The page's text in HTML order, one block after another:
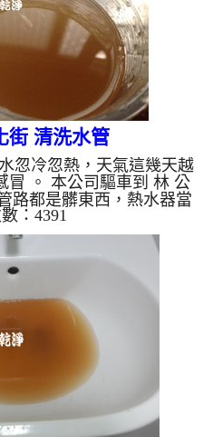
...
街 清洗水管
忽冷忽熱，天氣這幾天越
冒 。 本公司驅車到 林 公
路都是髒東西，熱水器當
頭管路就流出咖啡色的液
，然後不斷噴出異物。 水
水的顏色慢慢變成透明，
變成乾淨的清水。 清洗水
管清洗機 ，將檸檬酸打入
生物膜軟化，透過空氣與
周波就會把生物膜、淤泥
雜...
：4391